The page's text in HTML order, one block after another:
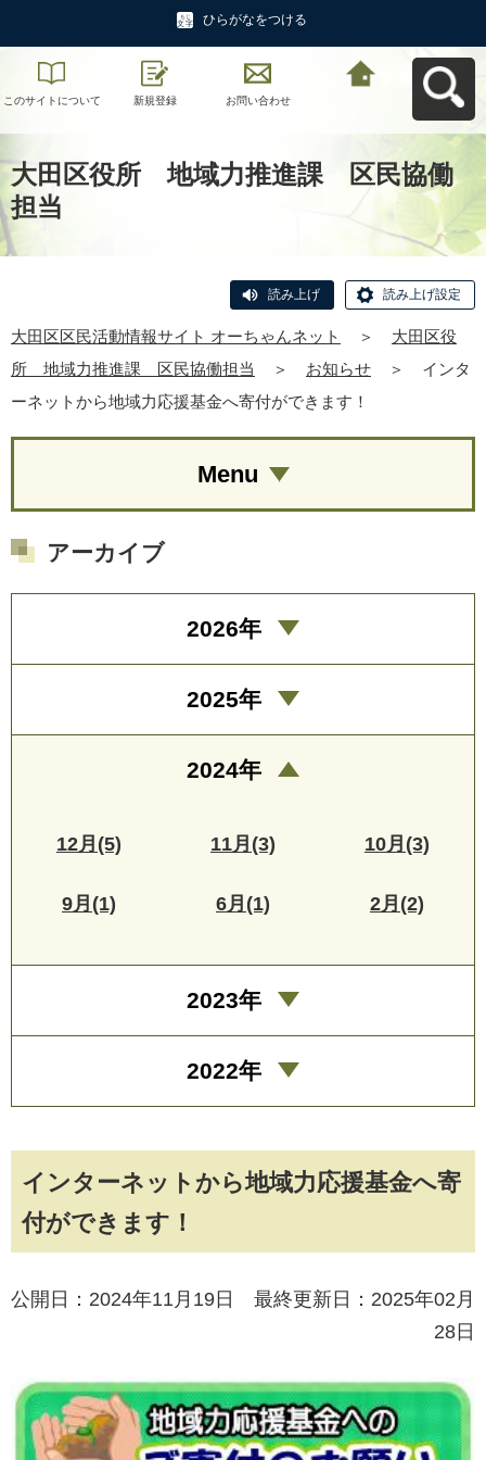
ひらがなをつける
このサイトについて 新規登録 お問い合わせ
大田区役所 地域力推進課 区民協働
担当
読み上げ 読み上げ設定
大田区区民活動情報サイト オーちゃんネット ＞
大田区役
所 地域力推進課 区民協働担当
＞ お知らせ ＞
インタ
ーネットから地域力応援基金へ寄付ができます！
インターネットから地域力応援基金へ寄
付ができます！
公開日：2024年11月19日 最終更新日：2025年02月
28日
Menu
アーカイブ
2026年
2025年
2024年
12月(5) 11月(3) 10月(3)
9月(1) 6月(1) 2月(2)
2023年
2022年